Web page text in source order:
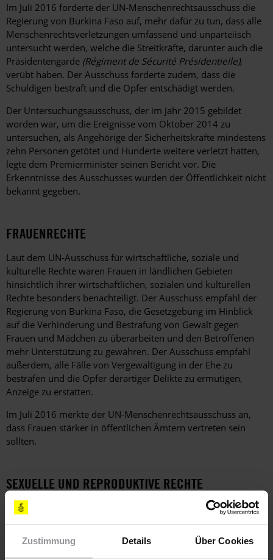
Zustimmung Details Über Cookies
Im Juli 2016 forderte der UN-Menschenrechtsausschuss die
Regierung von Burkina Faso auf, mehr dafür zu tun, dass alle
Menschenrechtsverletzungen umfassend und unparteiisch
untersucht werden, welche die Streitkräfte, darunter auch die
Präsidentengarde (Régiment de Sécurité Présidentielle),
verübt haben. Der Ausschuss forderte zudem, dass die
Schuldigen bestraft und die Opfer entschädigt werden.
Der Untersuchungsausschuss, der im Jahr 2015 gebildet
worden war, um die Ereignisse vom Oktober 2014 zu
untersuchen, als Angehörige der Sicherheitskräfte mindestens
zehn Personen getötet und Hunderte weitere verletzt hatten,
legte dem Premierminister seinen Bericht vor. Die
Erkenntnisse des Ausschusses wurden der Öffentlichkeit nicht
bekannt gegeben.
FRAUENRECHTE
Laut dem UN-Ausschuss für wirtschaftliche, soziale und
kulturelle Rechte waren Frauen in ländlichen Gebieten
hinsichtlich ihrer wirtschaftlichen, sozialen und kulturellen
Rechte besonders benachteiligt. Der Ausschuss empfahl der
Regierung von Burkina Faso, die Gesetzgebung im Hinblick
auf die Verhinderung und Bestrafung von Gewalt gegen
Frauen und Mädchen zu überarbeiten und den Betroffenen
mehr Unterstützung zu gewähren. Der Ausschuss empfahl
außerdem, alle Fälle von Vergewaltigung in der Ehe zu
bestrafen und die Opfer derartiger Delikte zu ermutigen,
Anzeige zu erstatten.
Im Juli 2016 merkte der UN-Menschenrechtsausschuss an,
dass Frauen stärker in öffentlichen Ämtern vertreten sein
sollten.
SEXUELLE UND REPRODUKTIVE RECHTE
Lediglich 16 % der Frauen in Burkina Faso nutzten moderne
zwischen 15 und 19 Jahren in ländlichen Gebieten waren
schwanger oder hatten bereits ein Kind. Einige Frauen und